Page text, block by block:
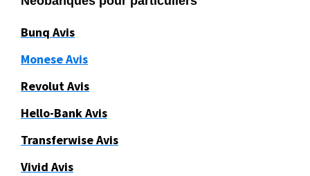
Footer
Bunq Avis
Monese Avis
Revolut Avis
Hello-Bank Avis
Transferwise Avis
Vivid Avis